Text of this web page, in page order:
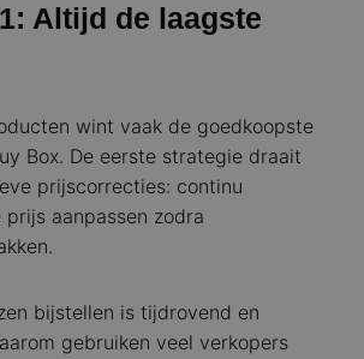
Altijd de laagste
wint vaak de goedkoopste
Box. De eerste strategie draait
prijscorrecties: continu
aanpassen zodra
bijstellen is tijdrovend en
gebruiken veel verkopers